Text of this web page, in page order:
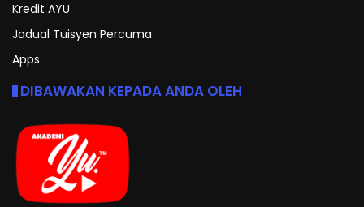
Kredit AYU
Jadual Tuisyen Percuma
Apps
DIBAWAKAN KEPADA ANDA OLEH